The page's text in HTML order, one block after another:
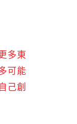
多東
可能
己創